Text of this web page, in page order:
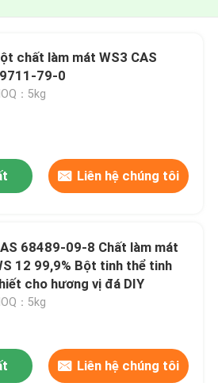
chất làm mát WS3 CAS
79-0
：5kg
Liên hệ chúng tôi
68489-09-8 Chất làm mát
12 99,9% Bột tinh thể tinh
cho hương vị đá DIY
：5kg
Liên hệ chúng tôi